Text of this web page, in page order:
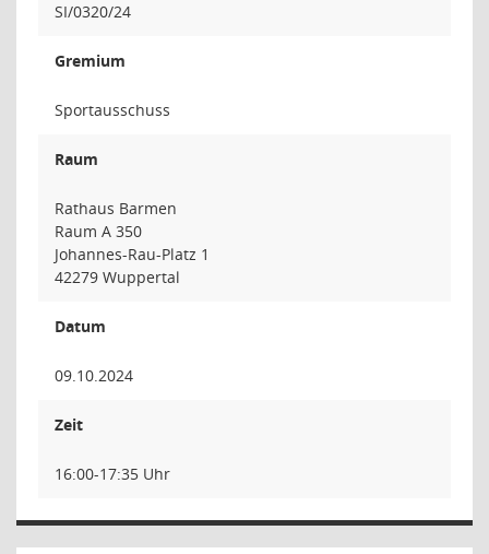
SI/0320/24
Gremium
Sportausschuss
Raum
Rathaus Barmen
Raum A 350
Johannes-Rau-Platz 1
42279 Wuppertal
Datum
09.10.2024
Zeit
16:00-17:35 Uhr